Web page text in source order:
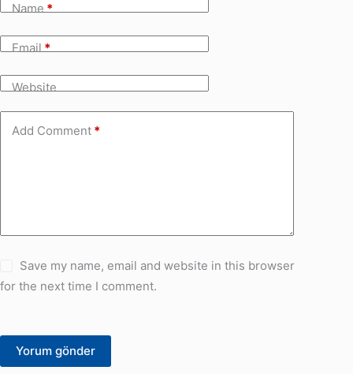
Name*
Email*
Website
Add Comment *
Save my name, email and website in this browser
for the next time I comment.
Yorum gönder